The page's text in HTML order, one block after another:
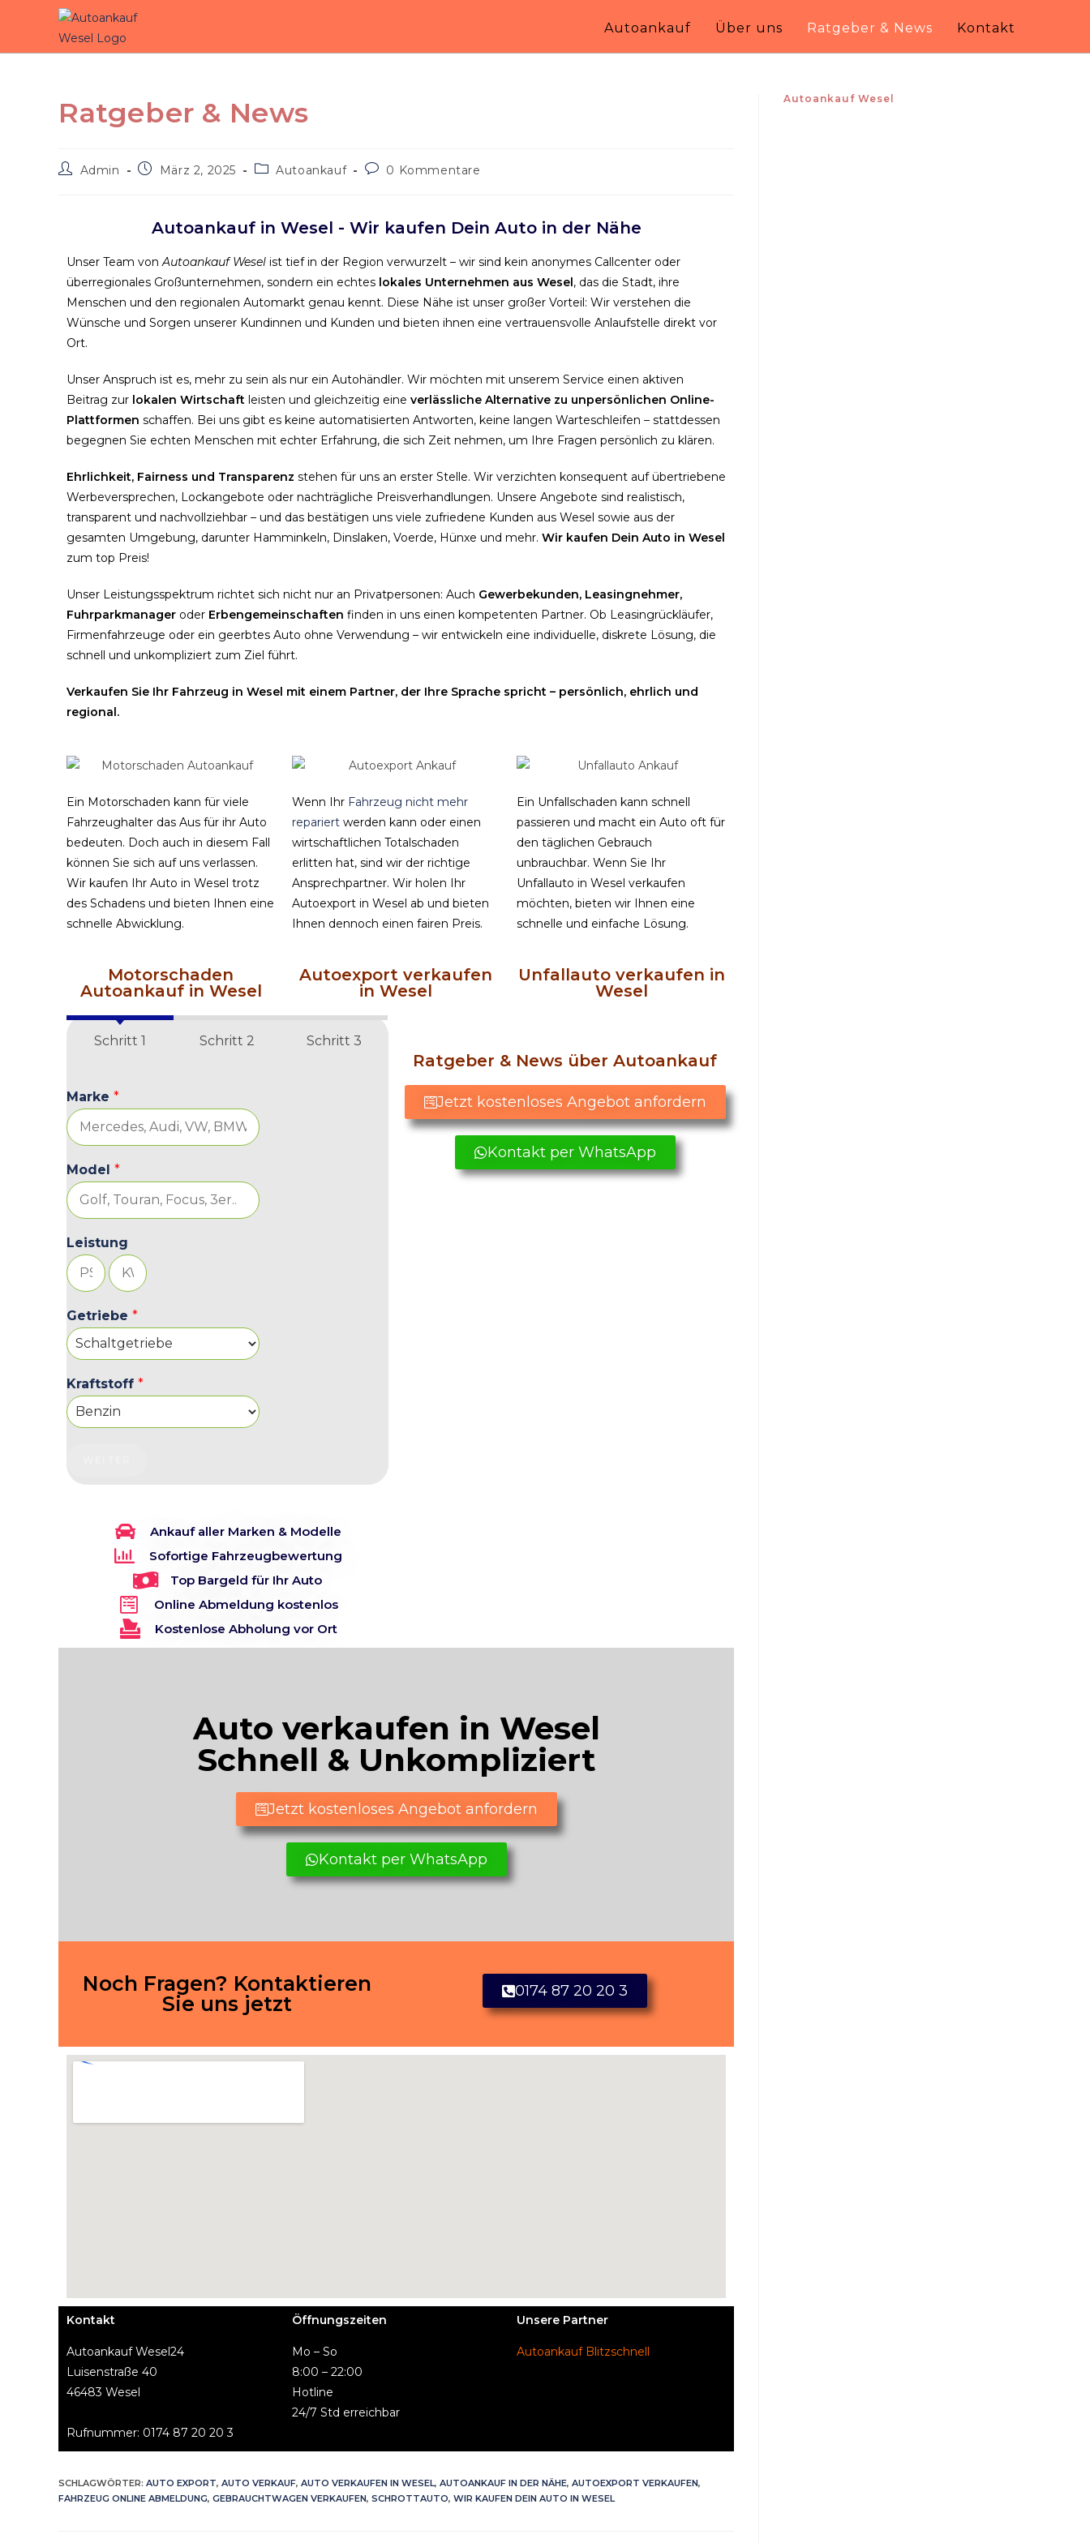
Autoankauf Über uns Ratgeber & News Kontakt
Ratgeber & News
Admin März 2, 2025 Autoankauf 0 Kommentare
Autoankauf in Wesel - Wir kaufen Dein Auto in der Nähe
Unser Team vonAutoankauf Wesel ist tief in der Region verwurzelt – wir sind kein anonymes Callcenter oder
überregionales Großunternehmen, sondern ein echtes lokales Unternehmen aus Wesel, das die Stadt, ihre
Menschen und den regionalen Automarkt genau kennt. Diese Nähe ist unser großer Vorteil: Wir verstehen die
Wünsche und Sorgen unserer Kundinnen und Kunden und bieten ihnen eine vertrauensvolle Anlaufstelle direkt vor
Ort.
Unser Anspruch ist es, mehr zu sein als nur ein Autohändler. Wir möchten mit unserem Service einen aktiven
Beitrag zur lokalen Wirtschaft leisten und gleichzeitig eine verlässliche Alternative zu unpersönlichen Online-
Plattformen schaffen. Bei uns gibt es keine automatisierten Antworten, keine langen Warteschleifen – stattdessen
begegnen Sie echten Menschen mit echter Erfahrung, die sich Zeit nehmen, um Ihre Fragen persönlich zu klären.
Ehrlichkeit, Fairness und Transparenz stehen für uns an erster Stelle. Wir verzichten konsequent auf übertriebene
Werbeversprechen, Lockangebote oder nachträgliche Preisverhandlungen. Unsere Angebote sind realistisch,
transparent und nachvollziehbar – und das bestätigen uns viele zufriedene Kunden aus Wesel sowie aus der
gesamten Umgebung, darunter Hamminkeln, Dinslaken, Voerde, Hünxe und mehr. Wir kaufen Dein Auto in Wesel
zum top Preis!
Unser Leistungsspektrum richtet sich nicht nur an Privatpersonen: Auch Gewerbekunden, Leasingnehmer,
Fuhrparkmanager oder Erbengemeinschaften finden in uns einen kompetenten Partner. Ob Leasingrückläufer,
Firmenfahrzeuge oder ein geerbtes Auto ohne Verwendung – wir entwickeln eine individuelle, diskrete Lösung, die
schnell und unkompliziert zum Ziel führt.
Verkaufen Sie Ihr Fahrzeug in Wesel mit einem Partner, der Ihre Sprache spricht – persönlich, ehrlich und
regional.
Ein Motorschaden kann für viele
Fahrzeughalter das Aus für ihr Auto
bedeuten. Doch auch in diesem Fall
können Sie sich auf uns verlassen.
Wir kaufen Ihr Auto in Wesel trotz
des Schadens und bieten Ihnen eine
schnelle Abwicklung.
Motorschaden
Autoankauf in Wesel
Wenn Ihr Fahrzeug nicht mehr
repariertwerden kann oder einen
wirtschaftlichen Totalschaden
erlitten hat, sind wir der richtige
Ansprechpartner. Wir holen Ihr
Autoexport in Wesel ab und bieten
Ihnen dennoch einen fairen Preis.
Autoexport verkaufen
in Wesel
Ein Unfallschaden kann schnell
passieren und macht ein Auto oft für
den täglichen Gebrauch
unbrauchbar. Wenn Sie Ihr
Unfallauto in Wesel verkaufen
möchten, bieten wir Ihnen eine
schnelle und einfache Lösung.
Unfallauto verkaufen in
Wesel
Schritt 1 Schritt 2 Schritt 3
Marke *
Model *
Leistung
Getriebe *
Kraftstoff *
Ankauf aller Marken & Modelle
Sofortige Fahrzeugbewertung
Top Bargeld für Ihr Auto
Online Abmeldung kostenlos
Kostenlose Abholung vor Ort
Ratgeber & News über Autoankauf
Jetzt kostenloses Angebot anfordern
Kontakt per WhatsApp
Auto verkaufen in Wesel
Schnell & Unkompliziert
Jetzt kostenloses Angebot anfordern
Kontakt per WhatsApp
Noch Fragen? Kontaktieren
Sie uns jetzt
0174 87 20 20 3
Kontakt
Autoankauf Wesel24
Luisenstraße 40
46483 Wesel
Rufnummer: 0174 87 20 20 3
Öffnungszeiten
Mo – So
8:00 – 22:00
Hotline
24/7 Std erreichbar
Unsere Partner
Autoankauf Blitzschnell
SCHLAGWÖRTER: AUTO EXPORT, AUTO VERKAUF, AUTO VERKAUFEN IN WESEL, AUTOANKAUF IN DER NÄHE, AUTOEXPORT VERKAUFEN,
FAHRZEUG ONLINE ABMELDUNG, GEBRAUCHTWAGEN VERKAUFEN, SCHROTTAUTO, WIR KAUFEN DEIN AUTO IN WESEL
Autoankauf Wesel